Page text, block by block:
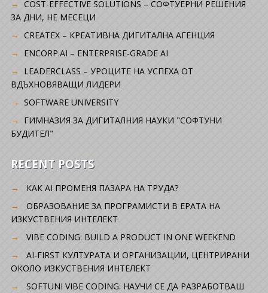
COST-EFFECTIVE SOLUTIONS – СОФТУЕРНИ РЕШЕНИЯ
ЗА ДНИ, НЕ МЕСЕЦИ
CREATEX – КРЕАТИВНА ДИГИТАЛНА АГЕНЦИЯ
ENCORP.AI – ENTERPRISE-GRADE AI
LEADERCLASS – УРОЦИТЕ НА УСПЕХА ОТ
ВДЪХНОВЯВАЩИ ЛИДЕРИ
SOFTWARE UNIVERSITY
ГИМНАЗИЯ ЗА ДИГИТАЛНИЯ НАУКИ "СОФТУНИ
БУДИТЕЛ"
RECENT POSTS
КАК AI ПРОМЕНЯ ПАЗАРА НА ТРУДА?
ОБРАЗОВАНИЕ ЗА ПРОГРАМИСТИ В ЕРАТА НА
ИЗКУСТВЕНИЯ ИНТЕЛЕКТ
VIBE CODING: BUILD A PRODUCT IN ONE WEEKEND
AI-FIRST КУЛТУРАТА И ОРГАНИЗАЦИИ, ЦЕНТРИРАНИ
ОКОЛО ИЗКУСТВЕНИЯ ИНТЕЛЕКТ
SOFTUNI VIBE CODING: НАУЧИ СЕ ДА РАЗРАБОТВАШ